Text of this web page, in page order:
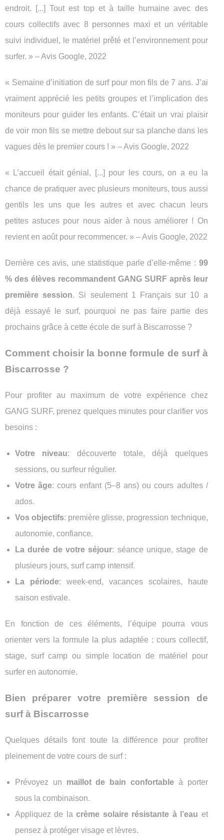
endroit. [...] Tout est top et à taille humaine avec des
cours collectifs avec 8 personnes maxi et un véritable
suivi individuel, le matériel prêté et l’environnement pour
surfer. » – Avis Google, 2022
« Semaine d’initiation de surf pour mon fils de 7 ans. J’ai
vraiment apprécié les petits groupes et l’implication des
moniteurs pour guider les enfants. C’était un vrai plaisir
de voir mon fils se mettre debout sur sa planche dans les
vagues dès le premier cours ! » – Avis Google, 2022
« L’accueil était génial, [...] pour les cours, on a eu la
chance de pratiquer avec plusieurs moniteurs, tous aussi
gentils les uns que les autres et avec chacun leurs
petites astuces pour nous aider à nous améliorer ! On
revient en août pour recommencer. » – Avis Google, 2022
Derrière ces avis, une statistique parle d’elle-même : 99
% des élèves recommandent GANG SURF après leur
première session. Si seulement 1 Français sur 10 a
déjà essayé le surf, pourquoi ne pas faire partie des
prochains grâce à cette école de surf à Biscarrosse ?
Comment choisir la bonne formule de surf à
Biscarrosse ?
Pour profiter au maximum de votre expérience chez
GANG SURF, prenez quelques minutes pour clarifier vos
besoins :
Votre niveau: découverte totale, déjà quelques
sessions, ou surfeur régulier.
Votre âge: cours enfant (5–8 ans) ou cours adultes /
ados.
Vos objectifs: première glisse, progression technique,
autonomie, confiance.
La durée de votre séjour: séance unique, stage de
plusieurs jours, surf camp intensif.
La période: week-end, vacances scolaires, haute
saison estivale.
En fonction de ces éléments, l’équipe pourra vous
orienter vers la formule la plus adaptée : cours collectif,
stage, surf camp ou simple location de matériel pour
surfer en autonomie.
Bien préparer votre première session de
surf à Biscarrosse
Quelques détails font toute la différence pour profiter
pleinement de votre cours de surf :
Prévoyez un maillot de bain confortable à porter
sous la combinaison.
Appliquez de lacrème solaire résistante à l’eau et
pensez à protéger visage et lèvres.